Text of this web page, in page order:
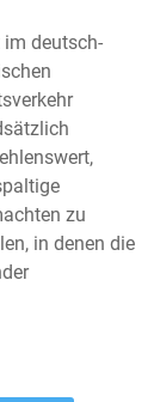
im deutsch-
zu
in denen die